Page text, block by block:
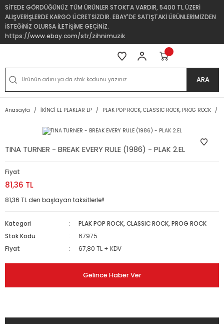
SİTEDE GÖRDÜĞÜNÜZ TÜM ÜRÜNLER STOKTA VARDIR, 5400 TL ÜZERİ
ALIŞVERİŞLERDE KARGO ÜCRETSİZDİR. EBAY'DE SATIŞTAKİ ÜRÜNLERİMİZDEN
İSTEĞİNİZ OLURSA İLETİŞİME GEÇİNİZ.
https://www.ebay.com/str/zihnimuzik
ARA
Anasayfa İKİNCİ EL PLAKLAR LP PLAK POP ROCK, CLASSIC ROCK, PROG ROCK
TINA TURNER - BREAK EVERY RULE (1986) - PLAK 2.EL
Fiyat
81,36 TL
81,36 TL den başlayan taksitlerle!!
Kategori
PLAK POP ROCK, CLASSIC ROCK, PROG ROCK
Stok Kodu
67975
Fiyat
67,80 TL + KDV
Gelince Haber Ver